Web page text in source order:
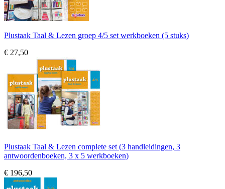
Plustaak Taal & Lezen groep 4/5 set werkboeken (5 stuks)
€ 27,50
Plustaak Taal & Lezen complete set (3 handleidingen, 3
antwoordenboeken, 3 x 5 werkboeken)
€ 196,50